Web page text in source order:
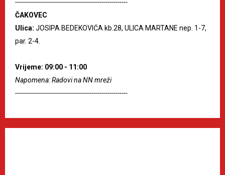
--------------------------------------------------------
ČAKOVEC
Ulica: JOSIPA BEDEKOVIĆA kb.28, ULICA MARTANE nep. 1-7,
par. 2-4.
Vrijeme: 09:00 - 11:00
Napomena: Radovi na NN mreži
--------------------------------------------------------